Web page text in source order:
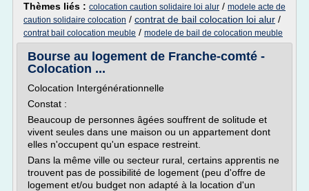
Thèmes liés : colocation caution solidaire loi alur / modele acte de
caution solidaire colocation / contrat de bail colocation loi alur /
contrat bail colocation meuble / modele de bail de colocation meuble
Bourse au logement de Franche-comté -
Colocation ...
Colocation Intergénérationnelle
Constat :
Beaucoup de personnes âgées souffrent de solitude et
vivent seules dans une maison ou un appartement dont
elles n'occupent qu'un espace restreint.
Dans la même ville ou secteur rural, certains apprentis ne
trouvent pas de possibilité de logement (peu d'offre de
logement et/ou budget non adapté à la location d'un